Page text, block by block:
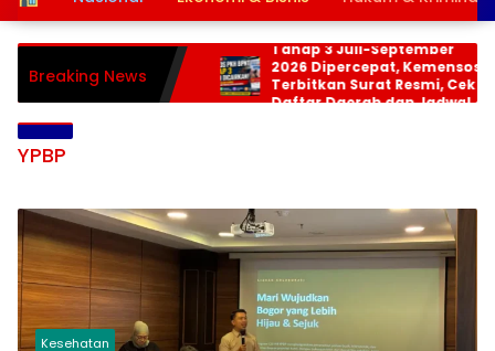
Breaking News
Bansos PKH dan BPNT
Tahap 3 Juli-September
2026 Dipercepat, Kemensos
Terbitkan Surat Resmi, Cek
Daftar Daerah dan Jadwal
YPBP
Kesehatan